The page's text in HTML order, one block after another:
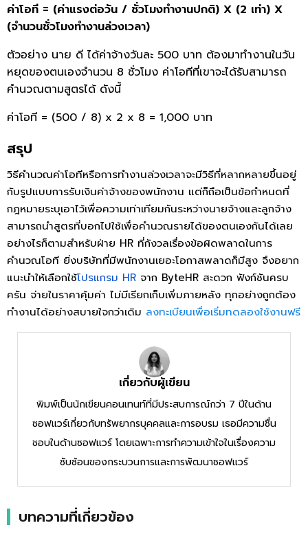
ค่าโอที = (ค่าแรงต่อวัน / ชั่วโมงทำงานปกติ) X (2 เท่า) X
(จำนวนชั่วโมงทำงานล่วงเวลา)
ตัวอย่าง นาย ดี ได้ค่าจ้างวันละ 500 บาท ต้องมาทำงานในวัน
หยุดของตนเองจำนวน 8 ชั่วโมง ค่าโอทีที่เขาจะได้รับสามารถ
คำนวณตามสูตรได้ ดังนี้
ค่าโอที = (500 / 8) x 2 x 8 = 1,000 บาท
สรุป
วิธีคำนวณค่าโอทีหรือการทำงานล่วงเวลาจะมีวิธีที่หลากหลายขึ้นอยู่
กับรูปแบบการรับเงินค่าจ้างของพนักงาน แต่ก็ถือเป็นข้อกำหนดที่
กฎหมายระบุเอาไว้เพื่อความเท่าเทียมกันระหว่างนายจ้างและลูกจ้าง
สามารถนำสูตรที่บอกไปใช้เพื่อคำนวณรายได้ของตนเองกันได้เลย
อย่างไรก็ตามสำหรับฝ่าย HR ที่กังวลเรื่องข้อผิดพลาดในการ
คำนวณโอที ยิ่งบริษัทที่มีพนักงานเยอะโอกาสพลาดก็มีสูง จึงอยาก
แนะนำให้เลือกใช้โปรแกรม HR จาก ByteHR สะดวก ฟังก์ชันครบ
ครัน จ่ายในราคาคุ้มค่า ไม่มีเรียกเก็บเพิ่มภายหลัง ทุกอย่างถูกต้อง
ทำงานได้อย่างสบายใจกว่าเดิม ลงทะเบียนเพื่อเริ่มทดลองใช้งานฟรี
เกี่ยวกับผู้เขียน
พิมพ์เป็นนักเขียนคอนเทนท์ที่มีประสบการณ์กว่า 7 ปีในด้าน
ซอฟแวร์เกี่ยวกับทรัพยากรบุคคลและการอบรม เธอมีความชื่น
ชอบในด้านซอฟแวร์ โดยเฉพาะการทำความเข้าใจในเรื่องความ
ซับซ้อนของกระบวนการและการพัฒนาซอฟแวร์
บทความที่เกี่ยวข้อง